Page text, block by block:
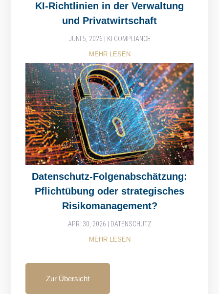
KI-Richtlinien in der Verwaltung
und Privatwirtschaft
JUNI 5, 2026 KI COMPLIANCE
MEHR LESEN
Datenschutz-Folgenabschätzung:
Pflichtübung oder strategisches
Risikomanagement?
APR. 30, 2026 DATENSCHUTZ
MEHR LESEN
Zur Übersicht